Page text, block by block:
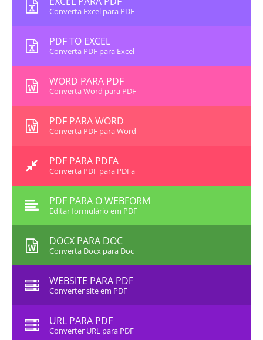
Converta Excel para PDF
PDF TO EXCEL
Converta PDF para Excel
WORD PARA PDF
Converta Word para PDF
PDF PARA WORD
Converta PDF para Word
PDF PARA PDFA
Converta PDF para PDFa
PDF PARA O WEBFORM
Editar formulário em PDF
DOCX PARA DOC
Converta Docx para Doc
WEBSITE PARA PDF
Converter site em PDF
URL PARA PDF
Converter URL para PDF